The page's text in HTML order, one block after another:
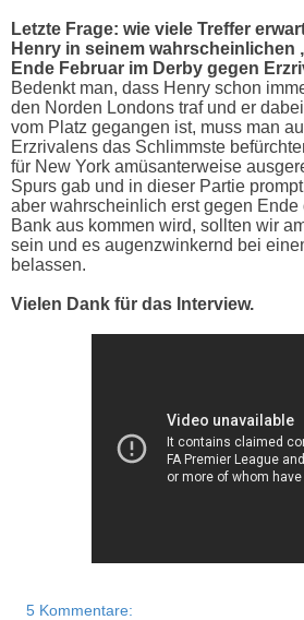
Letzte Frage: wie viele Treffer
Henry in seinem wahrscheinlichen
Ende Februar im Derby gegen
Bedenkt man, dass Henry schon
den Norden Londons traf und er
vom Platz gegangen ist, muss man
Erzrivalens das Schlimmste
für New York amüsanterweise
Spurs gab und in dieser Partie
aber wahrscheinlich erst gegen
Bank aus kommen wird, sollten wir
sein und es augenzwinkernd bei
belassen.
Vielen Dank für das Interview.
5 Kommentare: